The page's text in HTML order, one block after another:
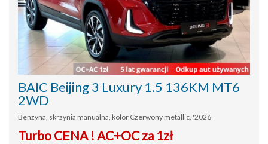
BAIC Beijing 3 Luxury 1.5 136KM MT6
2WD
Benzyna, skrzynia manualna, kolor Czerwony metallic, '2026
Turbo CENA ! AC+OC za 1zł